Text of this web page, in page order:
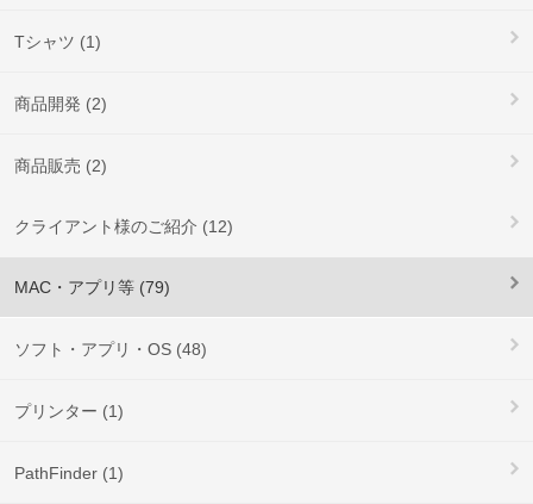
Tシャツ (1)
商品開発 (2)
商品販売 (2)
クライアント様のご紹介 (12)
MAC・アプリ等 (79)
ソフト・アプリ・OS (48)
プリンター (1)
PathFinder (1)